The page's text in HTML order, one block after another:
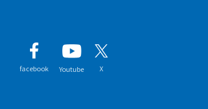
facebook Youtube X